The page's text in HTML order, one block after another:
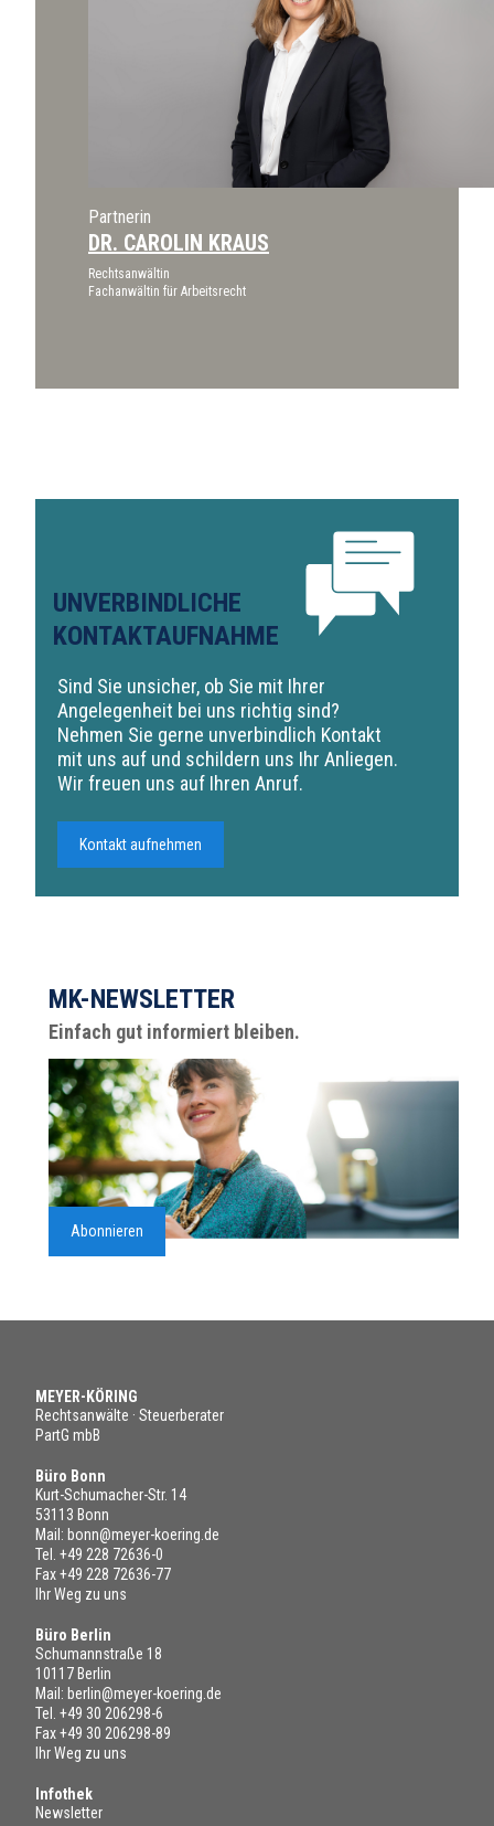
Partnerin
DR. CAROLIN KRAUS
Rechtsanwältin
Fachanwältin für Arbeitsrecht
UNVERBINDLICHE
KONTAKTAUFNAHME
Sind Sie unsicher, ob Sie mit Ihrer
Angelegenheit bei uns richtig sind?
Nehmen Sie gerne unverbindlich Kontakt
mit uns auf und schildern uns Ihr Anliegen.
Wir freuen uns auf Ihren Anruf.
Kontakt aufnehmen
MK-NEWSLETTER
Einfach gut informiert bleiben.
Abonnieren
MEYER-KÖRING
Rechtsanwälte · Steuerberater
PartG mbB
Büro Bonn
Kurt-Schumacher-Str. 14
53113 Bonn
Mail: bonn@meyer-koering.de
Tel. +49 228 72636-0
Fax +49 228 72636-77
Ihr Weg zu uns
Büro Berlin
Schumannstraße 18
10117 Berlin
Mail: berlin@meyer-koering.de
Tel. +49 30 206298-6
Fax +49 30 206298-89
Ihr Weg zu uns
Infothek
Newsletter